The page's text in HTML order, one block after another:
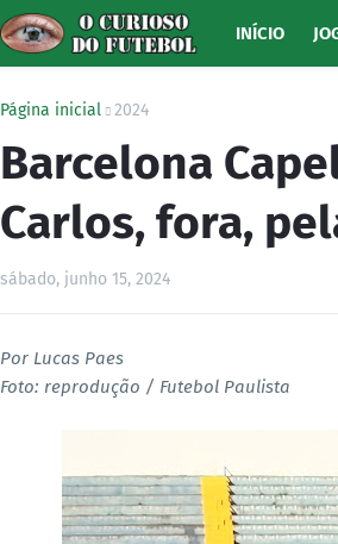
INÍCIO
Página inicial 2024
Barcelona
Carlos, fora,
sábado, junho 15, 2024
Por Lucas Paes
Foto: reprodução / Futebol Paulista